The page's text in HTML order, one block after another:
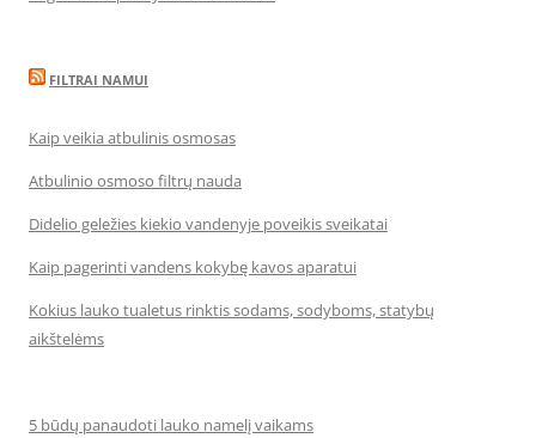
FILTRAI NAMUI
Kaip veikia atbulinis osmosas
Atbulinio osmoso filtrų nauda
Didelio geležies kiekio vandenyje poveikis sveikatai
Kaip pagerinti vandens kokybę kavos aparatui
Kokius lauko tualetus rinktis sodams, sodyboms, statybų
aikštelėms
5 būdų panaudoti lauko namelį vaikams